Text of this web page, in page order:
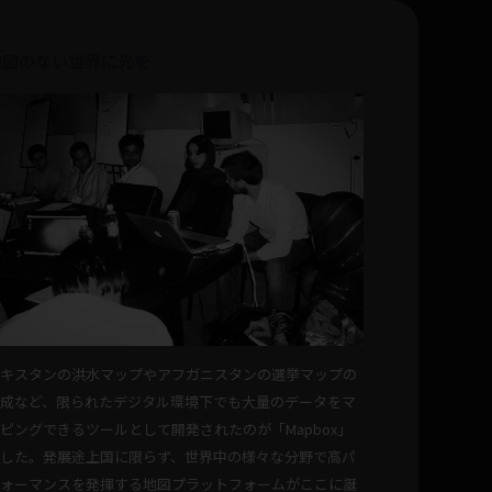
スタンの洪水マップやアフガニスタンの選挙マップの
など、限られたデジタル環境下でも大量のデータをマ
ングできるツールとして開発されたのが「Mapbox」
た。発展途上国に限らず、世界中の様々な分野で高パ
ーマンスを発揮する地図プラットフォームがここに誕